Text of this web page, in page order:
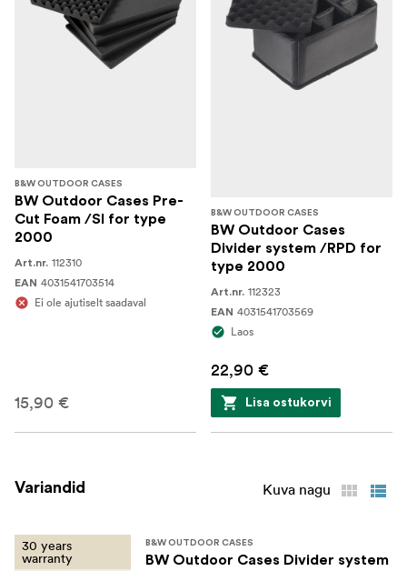
B&W OUTDOOR CASES
BW Outdoor Cases Pre-
Cut Foam /SI for type
2000
Art.nr. 112310
EAN 4031541703514
Ei ole ajutiselt saadaval
15,90 €
B&W OUTDOOR CASES
BW Outdoor Cases
Divider system /RPD for
type 2000
Art.nr. 112323
EAN 4031541703569
Laos
22,90 €
Lisa ostukorvi
Variandid Kuva nagu
30 years
warranty
B&W OUTDOOR CASES
BW Outdoor Cases Divider system